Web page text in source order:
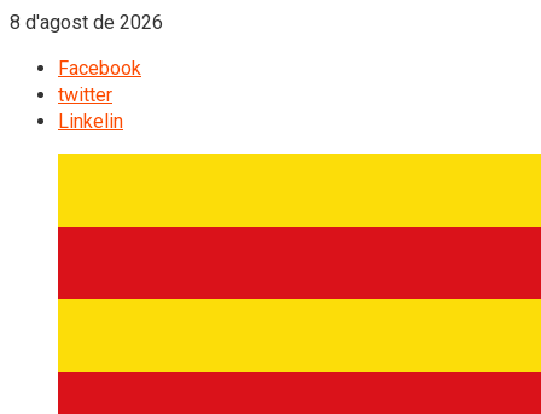
8 d'agost de 2026
Facebook
twitter
Linkelin